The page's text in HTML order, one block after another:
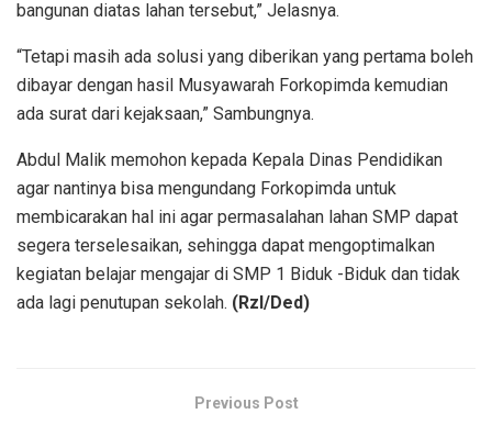
bangunan diatas lahan tersebut,” Jelasnya.
“Tetapi masih ada solusi yang diberikan yang pertama boleh
dibayar dengan hasil Musyawarah Forkopimda kemudian
ada surat dari kejaksaan,” Sambungnya.
Abdul Malik memohon kepada Kepala Dinas Pendidikan
agar nantinya bisa mengundang Forkopimda untuk
membicarakan hal ini agar permasalahan lahan SMP dapat
segera terselesaikan, sehingga dapat mengoptimalkan
kegiatan belajar mengajar di SMP 1 Biduk -Biduk dan tidak
ada lagi penutupan sekolah. (Rzl/Ded)
Previous Post